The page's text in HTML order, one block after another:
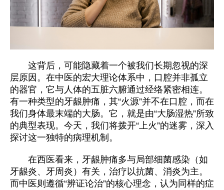
这背后，可能隐藏着一个被我们长期忽视的深
层原因。在中医的宏大理论体系中，口腔并非孤立
的器官，它与人体的五脏六腑通过经络紧密相连。
有一种类型的牙龈肿痛，其“火源”并不在口腔，而在
我们身体最末端的大肠。它，就是由“大肠湿热”所致
的典型表现。今天，我们将拨开“上火”的迷雾，深入
探讨这一独特的病理机制。
在西医看来，牙龈肿痛多与局部细菌感染（如
牙龈炎、牙周炎）有关，治疗以抗菌、消炎为主。
而中医则遵循“辨证论治”的核心理念，认为同样的症